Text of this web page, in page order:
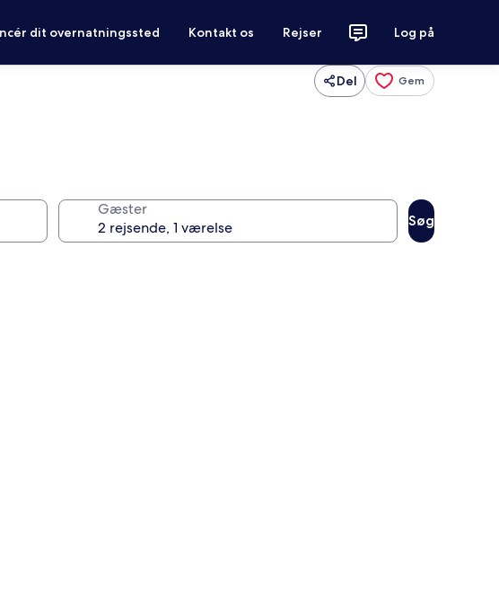
dit overnatningssted Kontakt os Rejser Log på
Del Gem
Gæster
Søg